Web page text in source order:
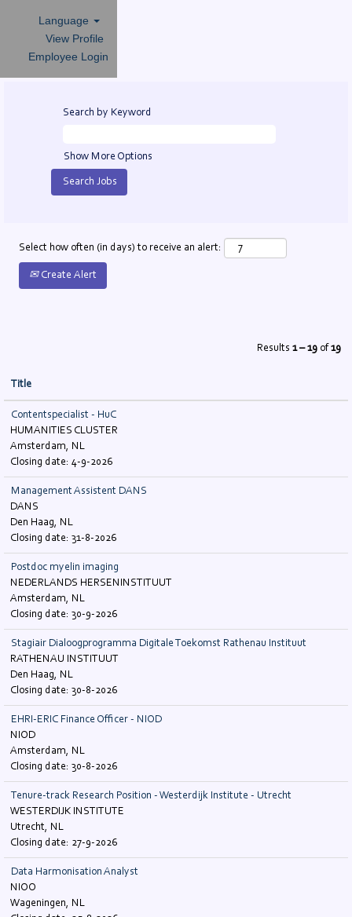
Language
View Profile
Employee Login
requisitionsSearch by Keyword
Show More Options
Select how often (in days) to receive an alert:
Create Alert
Results 1 – 19 of 19
Title
Contentspecialist - HuC
HUMANITIES CLUSTER
Amsterdam, NL
4-9-2026
Management Assistent DANS
DANS
Den Haag, NL
31-8-2026
Postdoc myelin imaging
NEDERLANDS HERSENINSTITUUT
Amsterdam, NL
30-9-2026
Stagiair Dialoogprogramma Digitale Toekomst Rathenau Instituut
RATHENAU INSTITUUT
Den Haag, NL
30-8-2026
EHRI-ERIC Finance Officer - NIOD
NIOD
Amsterdam, NL
30-8-2026
Tenure-track Research Position - Westerdijk Institute - Utrecht
WESTERDIJK INSTITUTE
Utrecht, NL
27-9-2026
Data Harmonisation Analyst
NIOO
Wageningen, NL